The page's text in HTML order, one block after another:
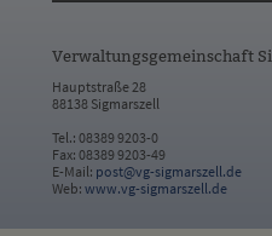
Verwaltungsgemeinschaft
Hauptstraße 28
88138 Sigmarszell
Tel.: 08389 9203-0
Fax: 08389 9203-49
E-Mail: post@vg-sigmarszell.de
Web:www.vg-sigmarszell.de